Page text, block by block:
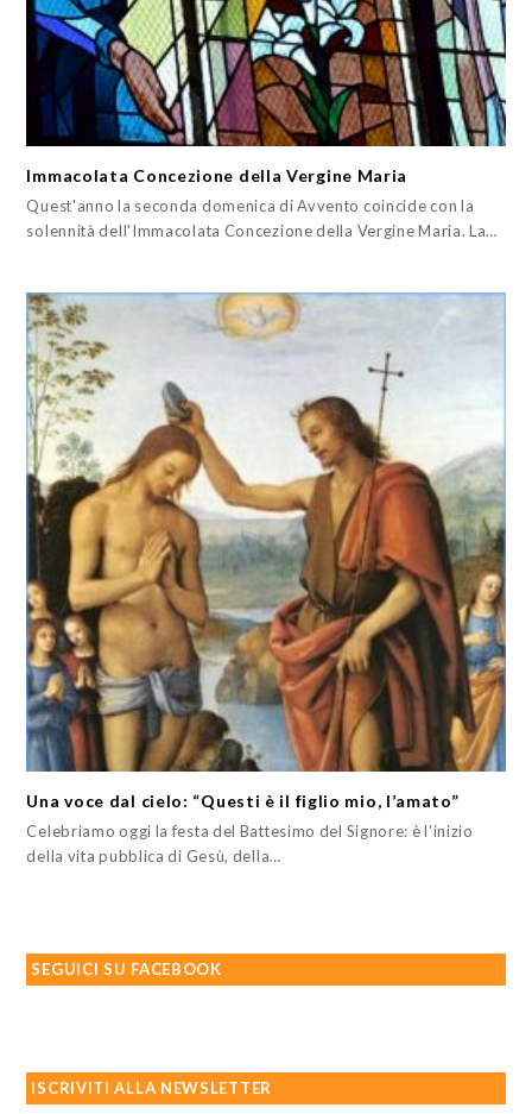
Immacolata Concezione della Vergine Maria
Quest'anno la seconda domenica di Avvento coincide con la
solennità dell'Immacolata Concezione della Vergine Maria. La…
Una voce dal cielo: “Questi è il figlio mio, l’amato”
Celebriamo oggi la festa del Battesimo del Signore: è l’inizio
della vita pubblica di Gesù, della…
SEGUICI SU FACEBOOK
ISCRIVITI ALLA NEWSLETTER